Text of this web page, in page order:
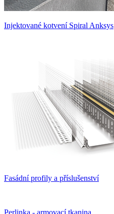
Injektované kotvení Spiral Anksys
Fasádní profily a příslušenství